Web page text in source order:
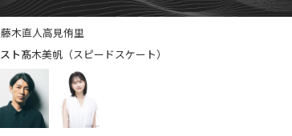
藤木直人高見侑里
髙木美帆（スピードスケート）